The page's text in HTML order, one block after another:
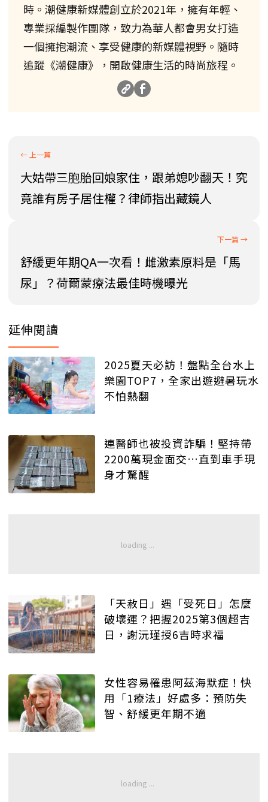
時。潮健康新媒體創立於2021年，擁有年輕、
專業採編製作團隊，致力為華人都會男女打造
一個擁抱潮流、享受健康的新媒體視野。隨時
追蹤《潮健康》，開啟健康生活的時尚旅程。
大姑帶三胞胎回娘家住，跟弟媳吵翻天！究
竟誰有房子居住權？律師指出藏鏡人
舒緩更年期QA一次看！雌激素原料是「馬
尿」？荷爾蒙療法最佳時機曝光
延伸閱讀
2025夏天必訪！盤點全台水上
樂園TOP7，全家出遊避暑玩水
不怕熱翻
連醫師也被投資詐騙！堅持帶
2200萬現金面交…直到車手現
身才驚醒
「天赦日」遇「受死日」怎麼
破壞運？把握2025第3個超吉
日，謝沅瑾授6吉時求福
女性容易罹患阿茲海默症！快
用「1療法」好處多：預防失
智、舒緩更年期不適